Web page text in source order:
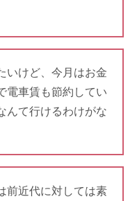
いけど、今月はお金
電車賃も節約してい
んて行けるわけがな
前近代に対しては素